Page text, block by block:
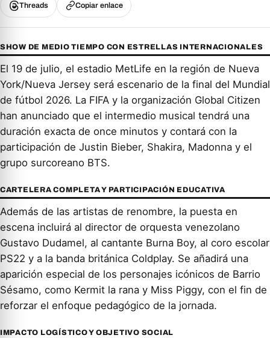
Threads Copiar enlace
SHOW DE MEDIO TIEMPO CON ESTRELLAS INTERNACIONALES
El 19 de julio, el estadio MetLife en la región de Nueva
York/Nueva Jersey será escenario de la final del Mundial
de fútbol 2026. La FIFA y la organización Global Citizen
han anunciado que el intermedio musical tendrá una
duración exacta de once minutos y contará con la
participación de Justin Bieber, Shakira, Madonna y el
grupo surcoreano BTS.
CARTELERA COMPLETA Y PARTICIPACIÓN EDUCATIVA
Además de las artistas de renombre, la puesta en
escena incluirá al director de orquesta venezolano
Gustavo Dudamel, al cantante Burna Boy, al coro escolar
PS22 y a la banda británica Coldplay. Se añadirá una
aparición especial de los personajes icónicos de Barrio
Sésamo, como Kermit la rana y Miss Piggy, con el fin de
reforzar el enfoque pedagógico de la jornada.
IMPACTO LOGÍSTICO Y OBJETIVO SOCIAL